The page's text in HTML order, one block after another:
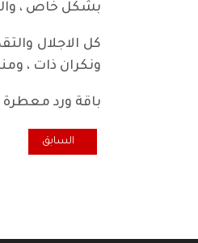
بشكل خاص ،
كل الاجلال
ونكران ذات ،
باقة ورد معطرة
المقال السابق: هل
السابق